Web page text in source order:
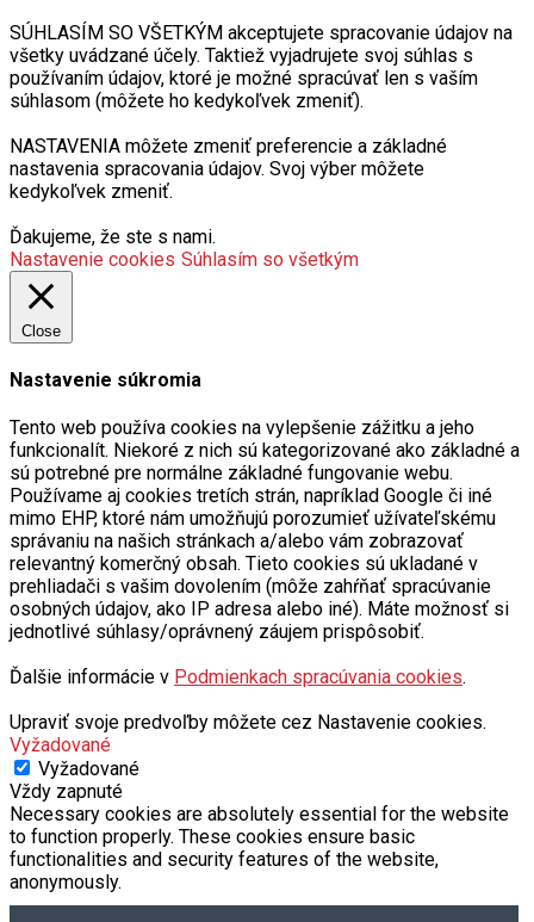
SÚHLASÍM SO VŠETKÝM akceptujete spracovanie údajov na
všetky uvádzané účely. Taktiež vyjadrujete svoj súhlas s
používaním údajov, ktoré je možné spracúvať len s vaším
súhlasom (môžete ho kedykoľvek zmeniť).
NASTAVENIA môžete zmeniť preferencie a základné
nastavenia spracovania údajov. Svoj výber môžete
kedykoľvek zmeniť.
Ďakujeme, že ste s nami.
Nastavenie cookies Súhlasím so všetkým
Close
Nastavenie súkromia
Tento web používa cookies na vylepšenie zážitku a jeho
funkcionalít. Niekoré z nich sú kategorizované ako základné a
sú potrebné pre normálne základné fungovanie webu.
Používame aj cookies tretích strán, napríklad Google či iné
mimo EHP, ktoré nám umožňujú porozumieť užívateľskému
správaniu na našich stránkach a/alebo vám zobrazovať
relevantný komerčný obsah. Tieto cookies sú ukladané v
prehliadači s vašim dovolením (môže zahŕňať spracúvanie
osobných údajov, ako IP adresa alebo iné). Máte možnosť si
jednotlivé súhlasy/oprávnený záujem prispôsobiť.
Ďalšie informácie v Podmienkach spracúvania cookies.
Upraviť svoje predvoľby môžete cez Nastavenie cookies.
Vyžadované
Vyžadované
Vždy zapnuté
Necessary cookies are absolutely essential for the website
to function properly. These cookies ensure basic
functionalities and security features of the website,
anonymously.